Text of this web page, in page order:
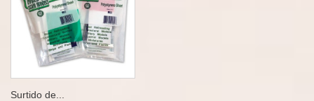
Surtido de...